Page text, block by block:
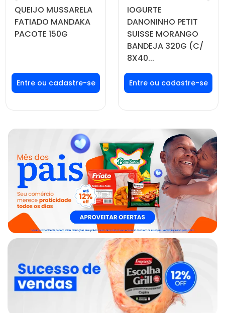
QUEIJO MUSSARELA
FATIADO MANDAKA
PACOTE 150G
Faça seu login ou
cadastre-se para
ver preços e
IOGURTE
DANONINHO PETIT
SUISSE MORANGO
BANDEJA 320G (C/
8X40...
Faça seu login ou
cadastre-se para
ver preços e